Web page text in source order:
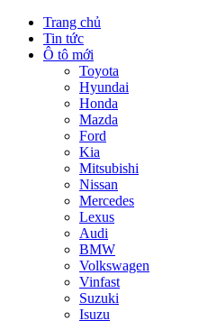
Trang chủ
Tin tức
Ô tô mới
Toyota
Hyundai
Honda
Mazda
Ford
Kia
Mitsubishi
Nissan
Mercedes
Lexus
Audi
BMW
Volkswagen
Vinfast
Suzuki
Isuzu